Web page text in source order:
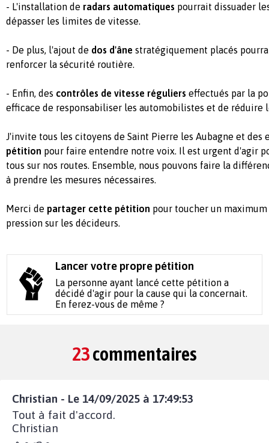
- L'installation de radars automatiques pourrait dissuader
dépasser les limites de vitesse.
- De plus, l'ajout de dos d'âne stratégiquement placés
renforcer la sécurité routière.
- Enfin, des contrôles de vitesse réguliers effectués par la
efficace de responsabiliser les automobilistes et de réduire
J'invite tous les citoyens de Saint Pierre les Aubagne et des
pétition pour faire entendre notre voix. Il est urgent d'agir
tous sur nos routes. Ensemble, nous pouvons faire la
à prendre les mesures nécessaires.
Merci de partager cette pétition pour toucher un
pression sur les décideurs.
Lancer votre propre pétition
La personne ayant lancé cette pétition a
décidé d'agir pour la cause qui la concernait.
En ferez-vous de même ?
23commentaires
Christian - Le 14/09/2025 à 17:49:53
Tout à fait d'accord.
Christian